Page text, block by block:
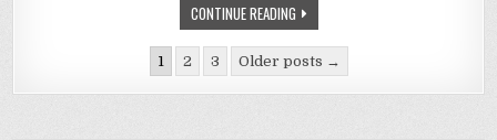
CONTINUE READING反者道之動
Posts pagination
1 2 3 Older posts →